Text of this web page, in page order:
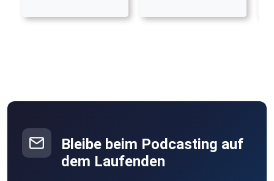
Bleibe beim Podcasting auf
dem Laufenden